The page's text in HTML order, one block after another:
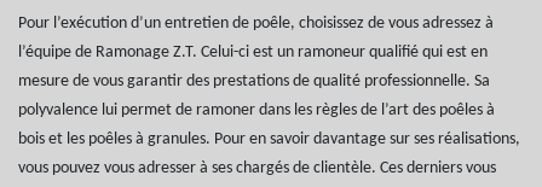
Pour l’exécution d’un entretien de poêle, choisissez de vous adressez à
l’équipe de Ramonage Z.T. Celui-ci est un ramoneur qualifié qui est en
mesure de vous garantir des prestations de qualité professionnelle. Sa
polyvalence lui permet de ramoner dans les règles de l’art des poêles à
bois et les poêles à granules. Pour en savoir davantage sur ses réalisations,
vous pouvez vous adresser à ses chargés de clientèle. Ces derniers vous